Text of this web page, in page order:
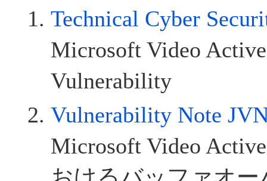
Technical Cyber
Microsoft Video
Vulnerability
Vulnerability Note
Microsoft Video